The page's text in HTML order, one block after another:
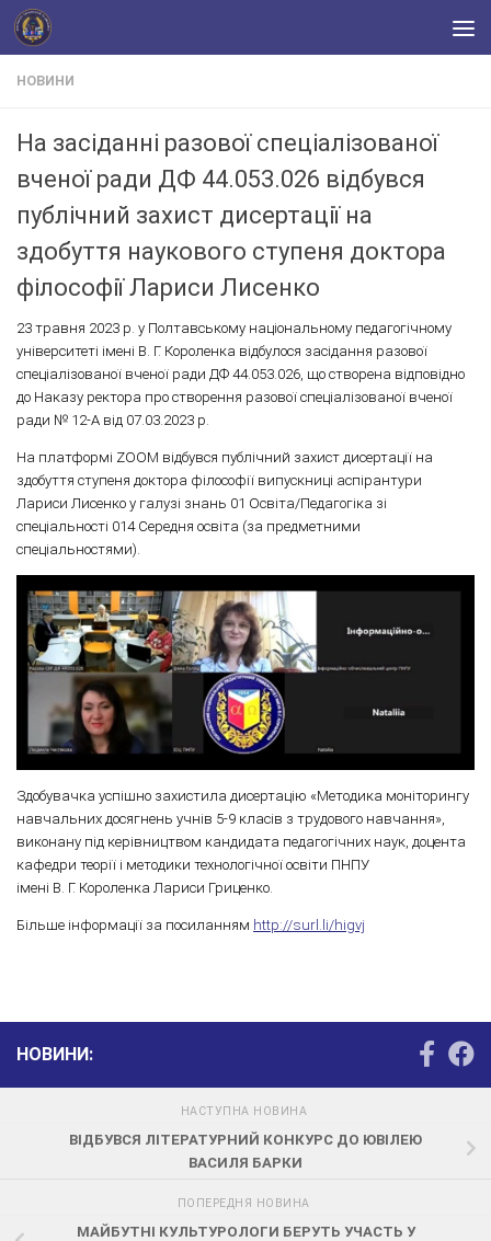
Skip to content
НОВИНИ
На засіданні разової спеціалізованої
вченої ради ДФ 44.053.026 відбувся
публічний захист дисертації на
здобуття наукового ступеня доктора
філософії Лариси Лисенко
23 травня 2023 р. у Полтавському національному педагогічному
університеті імені В. Г. Короленка відбулося засідання разової
спеціалізованої вченої ради ДФ 44.053.026, що створена відповідно
до Наказу ректора про створення разової спеціалізованої вченої
ради № 12-А від 07.03.2023 р.
На платформі ZOOM відбувся публічний захист дисертації на
здобуття ступеня доктора філософії випускниці аспірантури
Лариси Лисенко у галузі знань 01 Освіта/Педагогіка зі
спеціальності 014 Середня освіта (за предметними
спеціальностями).
Здобувачка успішно захистила дисертацію «Методика моніторингу
навчальних досягнень учнів 5-9 класів з трудового навчання»,
виконану під керівництвом кандидата педагогічних наук, доцента
кафедри теорії і методики технологічної освіти ПНПУ
імені В. Г. Короленка Лариси Гриценко.
Більше інформації за посиланням http://surl.li/higvj
НОВИНИ:
НАСТУПНА НОВИНА
ВІДБУВСЯ ЛІТЕРАТУРНИЙ КОНКУРС ДО ЮВІЛЕЮ
ВАСИЛЯ БАРКИ
ПОПЕРЕДНЯ НОВИНА
МАЙБУТНІ КУЛЬТУРОЛОГИ БЕРУТЬ УЧАСТЬ У